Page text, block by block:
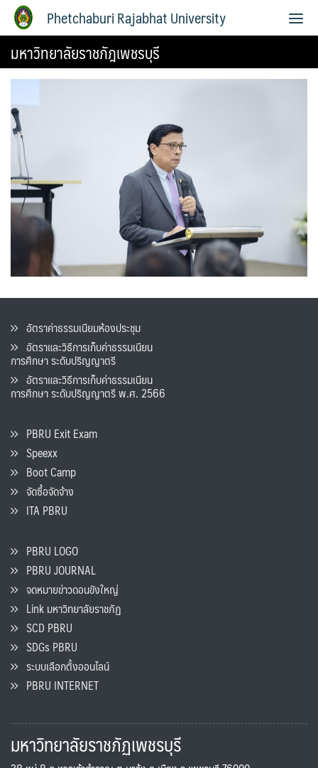
Phetchaburi Rajabhat University
มหาวิทยาลัยราชภัฎเพชรบุรี
อัตราค่าธรรมเนียมห้องประชุม
อัตราและวิธีการเก็บค่าธรรมเนียน
การศึกษา ระดับปริญญาตรี
อัตราและวิธีการเก็บค่าธรรมเนียน
การศึกษา ระดับปริญญาตรี พ.ศ. 2566
PBRU Exit Exam
Speexx
Boot Camp
จัดซื้อจัดจ้าง
ITA PBRU
PBRU LOGO
PBRU JOURNAL
จดหมายข่าวดอนขังใหญ่
Link มหาวิทยาลัยราชภัฏ
SCD PBRU
SDGs PBRU
ระบบเลือกตั้งออนไลน์
PBRU INTERNET
มหาวิทยาลัยราชภัฏเพชรบุรี